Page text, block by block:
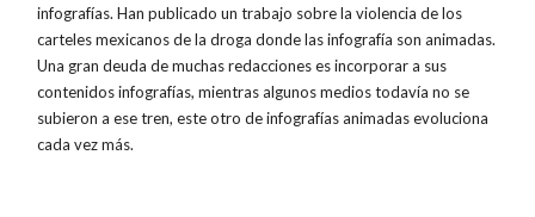
infografías. Han publicado un trabajo sobre la violencia de los
carteles mexicanos de la droga donde las infografía son animadas.
Una gran deuda de muchas redacciones es incorporar a sus
contenidos infografías, mientras algunos medios todavía no se
subieron a ese tren, este otro de infografías animadas evoluciona
cada vez más.